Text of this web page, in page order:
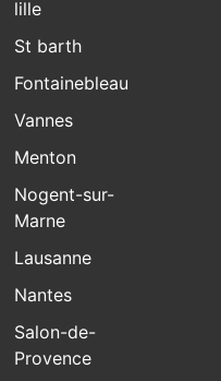
lille
St barth
Fontainebleau
Vannes
Menton
Nogent-sur-
Marne
Lausanne
Nantes
Salon-de-
Provence